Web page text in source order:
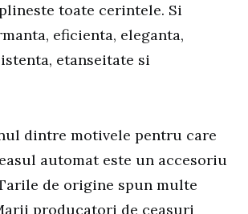
toate cerintele. Si
eficienta, eleganta,
etanseitate si
dintre motivele pentru care
automat este un accesoriu
de origine spun multe
producatori de ceasuri